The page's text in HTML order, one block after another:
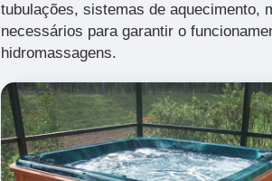
tubulações, sistemas de aquecimento,
necessários para garantir o
hidromassagens.